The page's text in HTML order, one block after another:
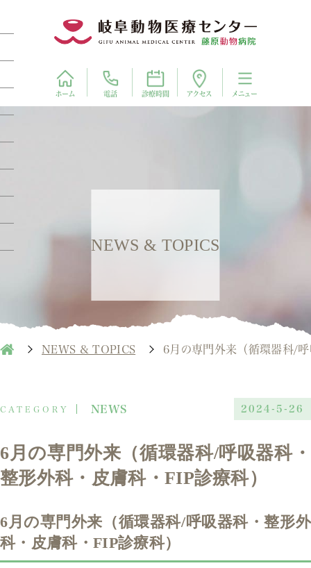
ホーム 電話 診療時間 アクセス メニュー
NEWS & TOPICS
NEWS & TOPICS 6月の専門外来（循環器科/
NEWS 2024-5-26
6月の専門外来（循環器科/呼吸器科・
整形外科・皮膚科・FIP診療科）
6月の専門外来（循環器科/呼吸器科・整形外
科・皮膚科・FIP診療科）